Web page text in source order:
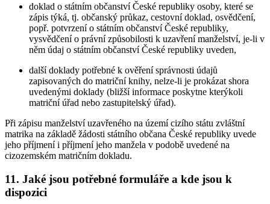
doklad o státním občanství České republiky osoby, které se
zápis týká, tj. občanský průkaz, cestovní doklad, osvědčení,
popř. potvrzení o státním občanství České republiky,
vysvědčení o právní způsobilosti k uzavření manželství, je-li v
něm údaj o státním občanství České republiky uveden,
další doklady potřebné k ověření správnosti údajů
zapisovaných do matriční knihy, nelze-li je prokázat shora
uvedenými doklady (bližší informace poskytne kterýkoli
matriční úřad nebo zastupitelský úřad).
Při zápisu manželství uzavřeného na území cizího státu zvláštní
matrika na základě žádosti státního občana České republiky uvede
jeho příjmení i příjmení jeho manžela v podobě uvedené na
cizozemském matričním dokladu.
11. Jaké jsou potřebné formuláře a kde jsou k
dispozici